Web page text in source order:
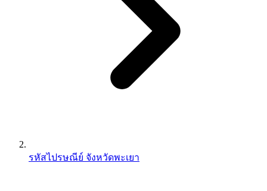
รหัสไปรษณีย์ จังหวัดพะเยา